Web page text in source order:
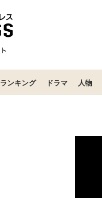
ランキング ドラマ 人物